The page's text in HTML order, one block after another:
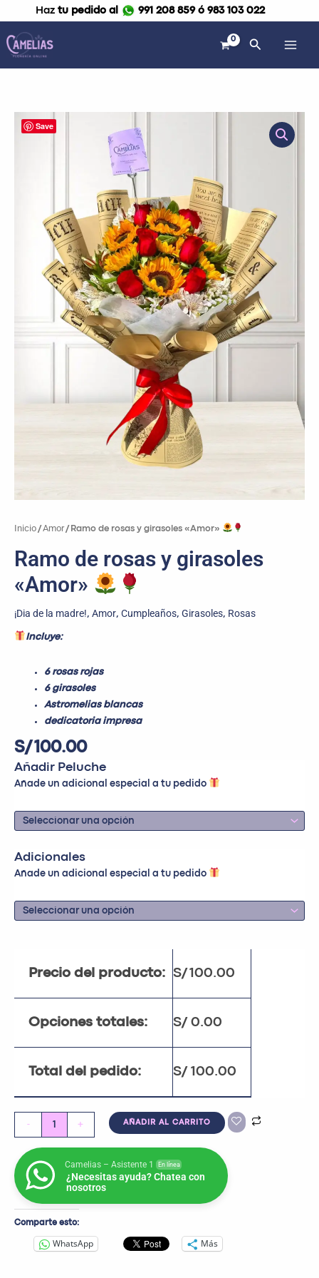
al
contenido
Haz tu pedido al 991 208 859 ó 983 103 022
Buscar
Inicio /Amor/ Ramo de rosas y girasoles «Amor»
Ramo de rosas y girasoles
«Amor»
¡Dia de la madre!, Amor, Cumpleaños, Girasoles, Rosas
Incluye:
6 rosas rojas
6 girasoles
Astromelias blancas
dedicatoria impresa
S/100.00
Añadir Peluche
Añade un adicional especial a tu pedido
Adicionales
Añade un adicional especial a tu pedido
Precio del producto: S/100.00
Opciones totales: S/ 0.00
Total del pedido: S/ 100.00
-
Ramo
de
cantidad
+ AÑADIR AL CARRITO
Camelias – Asistente 1 En línea
¿Necesitas ayuda? Chatea con
nosotros
Comparte esto:
WhatsApp Más
Save